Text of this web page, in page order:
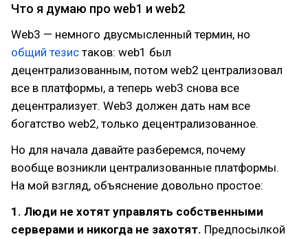
Что я думаю про web1 и web2
Web3 — немного двусмысленный термин, но
общий тезис таков: web1 был
децентрализованным, потом web2 централизовал
все в платформы, а теперь web3 снова все
децентрализует. Web3 должен дать нам все
богатство web2, только децентрализованное.
Но для начала давайте разберемся, почему
вообще возникли централизованные платформы.
На мой взгляд, объяснение довольно простое:
1. Люди не хотят управлять собственными
серверами и никогда не захотят. Предпосылкой